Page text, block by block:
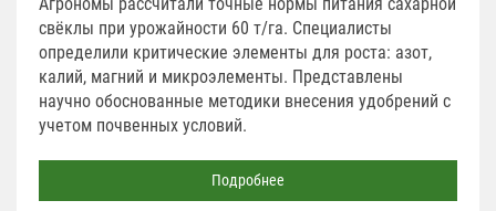
свёклы при урожайности 60 т/га. Специалисты
определили критические элементы для роста: азот,
калий, магний и микроэлементы. Представлены
научно обоснованные методики внесения удобрений с
учетом почвенных условий.
Подробнее